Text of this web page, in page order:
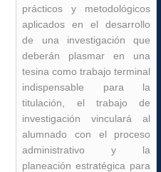
prácticos y metodológicos
aplicados en el desarrollo
de una investigación que
deberán plasmar en una
tesina como trabajo terminal
indispensable para la
titulación, el trabajo de
investigación vinculará al
alumnado con el proceso
administrativo y la
planeación estratégica para